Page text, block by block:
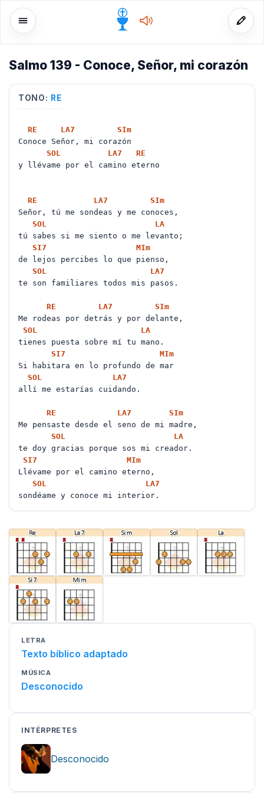
Salmo 139 - Conoce, Señor, mi corazón
TONO: RE
RE LA7 SIm
Conoce Señor, mi corazón
SOL
LA7
RE
y llévame por el camino eterno
RE LA7 SIm
Señor, tú me sondeas y me conoces,
SOL
LA
tú sabes si me siento o me levanto;
SI7 MIm
de lejos percibes lo que pienso,
SOL
LA7
te son familiares todos mis pasos.
RE LA7 SIm
Me rodeas por detrás y por delante,
SOL
LA
tienes puesta sobre mí tu mano.
SI7 MIm
Si habitara en lo profundo de mar
SOL
LA7
allí me estarías cuidando.
RE LA7 SIm
Me pensaste desde el seno de mi madre,
SOL
LA
te doy gracias porque sos mi creador.
SI7 MIm
Llévame por el camino eterno,
SOL
LA7
sondéame y conoce mi interior.
LETRA
Texto bíblico adaptado
MÚSICA
Desconocido
INTÉRPRETES
Desconocido